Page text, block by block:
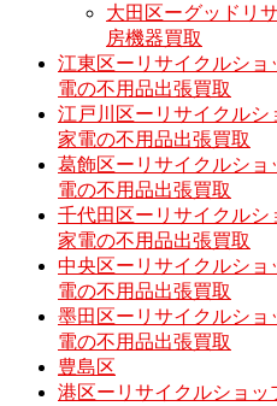
大田区ーグッドリ
房機器買取
江東区ーリサイクルショ
電の不用品出張買取
江戸川区ーリサイクル
家電の不用品出張買取
葛飾区ーリサイクルショ
電の不用品出張買取
千代田区ーリサイクル
家電の不用品出張買取
中央区ーリサイクルショ
電の不用品出張買取
墨田区ーリサイクルショ
電の不用品出張買取
豊島区
港区ーリサイクルショ